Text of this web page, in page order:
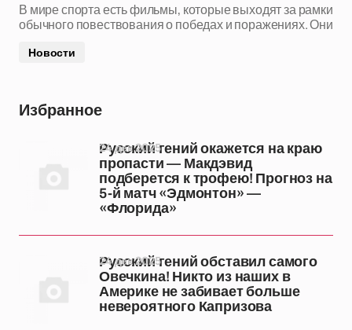
В мире спорта есть фильмы, которые выходят за рамки
обычного повествования о победах и поражениях. Они
Новости
Избранное
Русский гений окажется на краю
пропасти — Макдэвид
подберется к трофею! Прогноз на
5-й матч «Эдмонтон» —
«Флорида»
24 дек 2025
Русский гений обставил самого
Овечкина! Никто из наших в
Америке не забивает больше
невероятного Капризова
24 дек 2025